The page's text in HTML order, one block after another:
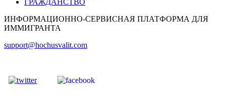
ГРАЖДАНСТВО
ИНФОРМАЦИОННО-СЕРВИСНАЯ ПЛАТФОРМА ДЛЯ
ИММИГРАНТА
support@hochusvalit.com